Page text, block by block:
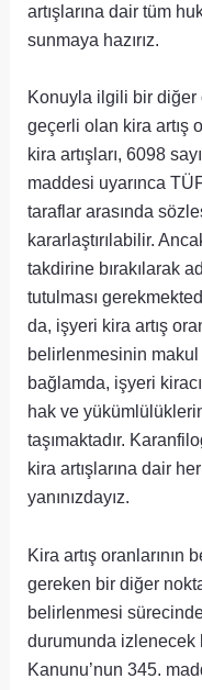
artışlarına dair tüm
sunmaya hazırız.
Konuyla ilgili bir diğer
geçerli olan kira artış
kira artışları, 6098
maddesi uyarınca
taraflar arasında
kararlaştırılabilir.
takdirine bırakılarak
tutulması
da, işyeri kira artış
belirlenmesinin
bağlamda, işyeri
hak ve
taşımaktadır.
kira artışlarına dair
yanınızdayız.
Kira artış
gereken bir diğer
belirlenmesi
durumunda izlenecek
Kanunu’nun 345.